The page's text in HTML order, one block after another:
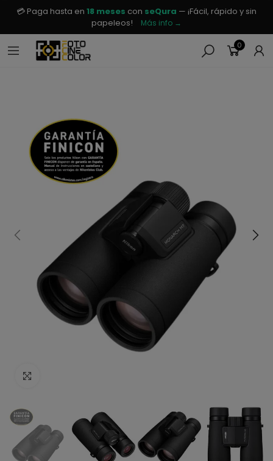
💳 Paga hasta en 18 meses con seQura — ¡Fácil, rápido y sin
papeleos!
Más info →
0